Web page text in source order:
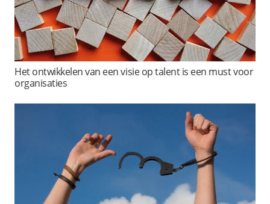
Het ontwikkelen van een visie op talent is een must voor
organisaties